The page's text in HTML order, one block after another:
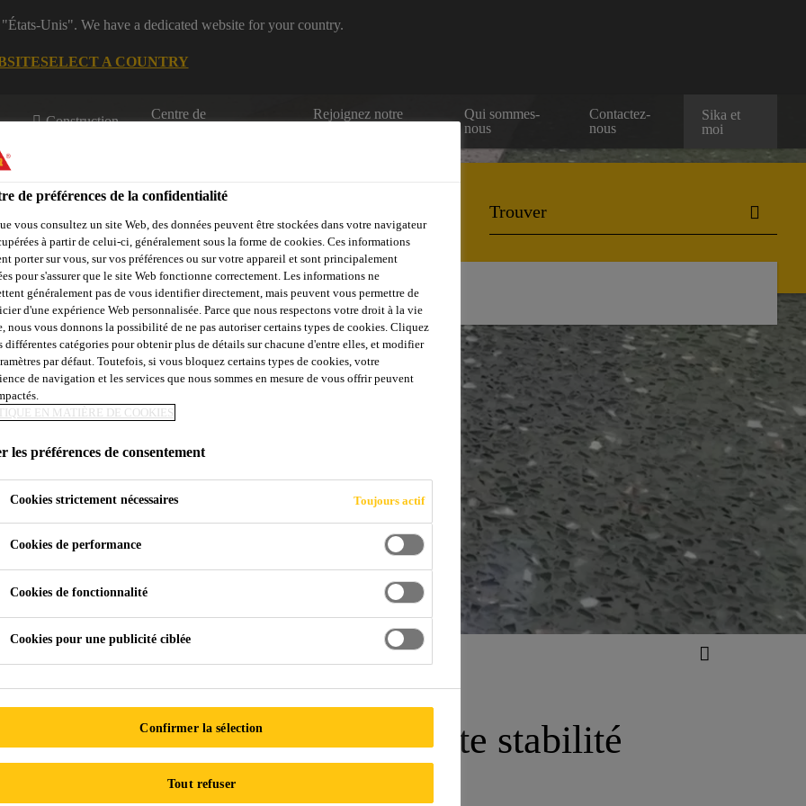
Unis". We have a dedicated website for your country.
SELECT A COUNTRY
Construction
Centre de
Rejoignez notre
Qui sommes-
nous
Contactez-
nous
Sika et
moi
& murs
Prodesigner Trouver un distributeur Contactez-nous
quartz offrent une très haute stabilité
de préférences de la confidentialité
vous consultez un site Web, des données peuvent être stockées dans votre navigateur
à partir de celui-ci, généralement sous la forme de cookies. Ces informations
porter sur vous, sur vos préférences ou sur votre appareil et sont principalement
pour s'assurer que le site Web fonctionne correctement. Les informations ne
généralement pas de vous identifier directement, mais peuvent vous permettre de
d'une expérience Web personnalisée. Parce que nous respectons votre droit à la vie
nous vous donnons la possibilité de ne pas autoriser certains types de cookies. Cliquez
différentes catégories pour obtenir plus de détails sur chacune d'entre elles, et modifier
par défaut. Toutefois, si vous bloquez certains types de cookies, votre
de navigation et les services que nous sommes en mesure de vous offrir peuvent
EN MATIÈRE DE COOKIES
les préférences de consentement
Cookies strictement nécessaires Toujours actif
Cookies de performance
Cookies de fonctionnalité
Cookies pour une publicité ciblée
Confirmer la sélection
Tout refuser